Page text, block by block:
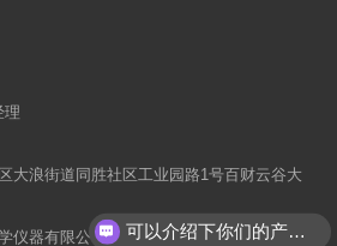
理
大浪街道同胜社区工业园路1号百财云谷大
仪器有限公司
可以介绍下你们的产品么？